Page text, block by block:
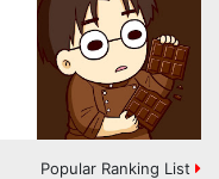
Popular Ranking List